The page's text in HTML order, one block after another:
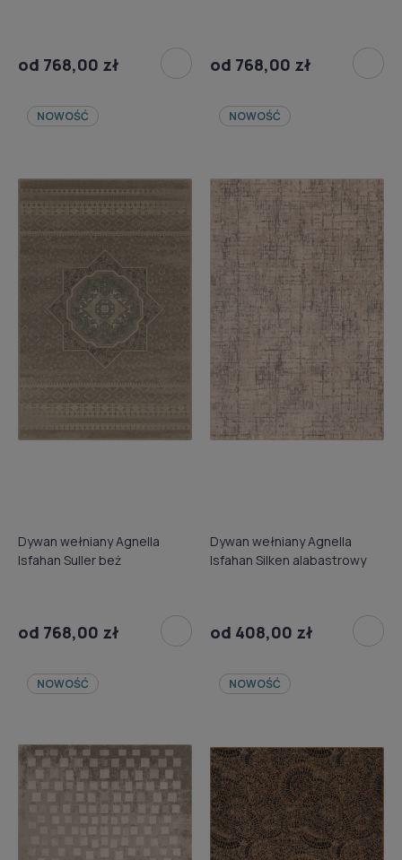
od 768,00 zł od 768,00 zł
Dywan wełniany Agnella
Isfahan Suller beż
od 768,00 zł
NOWOŚĆ
Dywan wełniany Agnella
Isfahan Silken alabastrowy
od 408,00 zł
NOWOŚĆ
NOWOŚĆ NOWOŚĆ